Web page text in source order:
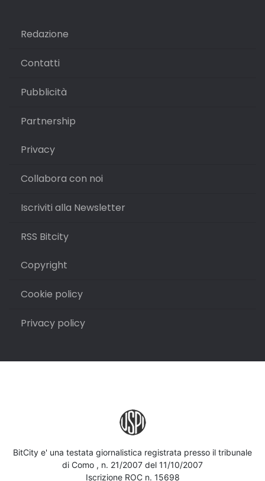
Redazione
Contatti
Pubblicità
Partnership
Privacy
Collabora con noi
Iscriviti alla Newsletter
RSS Bitcity
Copyright
Cookie policy
Privacy policy
BitCity e' una testata giornalistica registrata presso il tribunale
di Como , n. 21/2007 del 11/10/2007
Iscrizione ROC n. 15698